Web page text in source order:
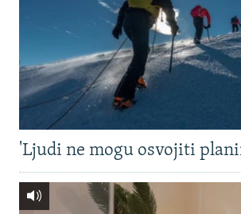
'Ljudi ne mogu osvojiti